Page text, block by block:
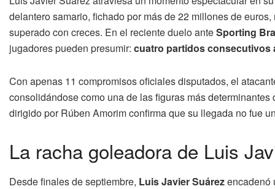
delantero samario, fichado por más de 22 millones de
superado con creces. En el reciente duelo anteSporting
jugadores pueden presumir: cuatro partidos consecutivos
Con apenas 11 compromisos oficiales disputados, el
consolidándose como una de las figuras más
dirigido por Rúben Amorim confirma que su llegada no fue
La racha goleadora de Luis
Desde finales de septiembre, Luis Javier Suárezencadenó